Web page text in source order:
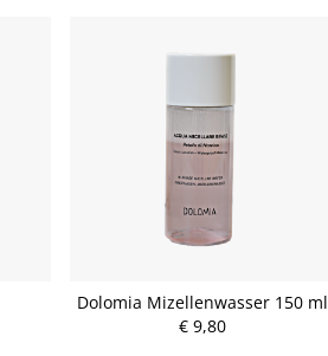
Dolomia Mizellenwasser 150 ml
€ 9,80